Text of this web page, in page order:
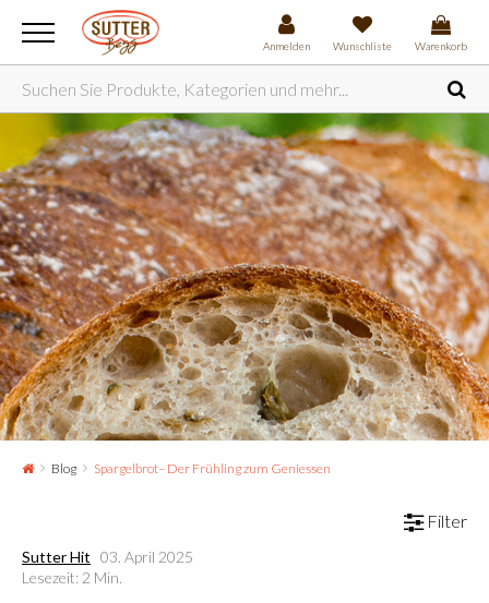
Anmelden Wunschliste Warenkorb
Blog Spargelbrot– Der Frühling zum Geniessen
Filter
Sutter Hit 03. April 2025
Lesezeit: 2 Min.